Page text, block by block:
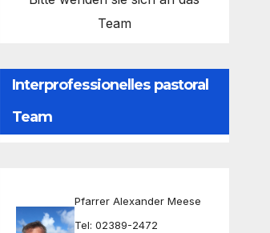
Team
Interprofessionelles pastoral
Team
Pfarrer Alexander Meese
Tel: 02389-2472